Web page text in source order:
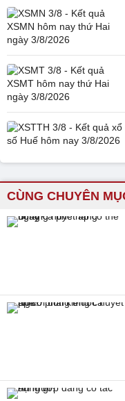
CÙNG CHUYÊN